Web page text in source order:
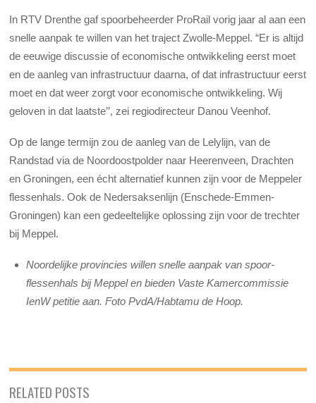
In RTV Drenthe gaf spoorbeheerder ProRail vorig jaar al aan een
snelle aanpak te willen van het traject Zwolle-Meppel. “Er is altijd
de eeuwige discussie of economische ontwikkeling eerst moet
en de aanleg van infrastructuur daarna, of dat infrastructuur eerst
moet en dat weer zorgt voor economische ontwikkeling. Wij
geloven in dat laatste’’, zei regiodirecteur Danou Veenhof.
Op de lange termijn zou de aanleg van de Lelylijn, van de
Randstad via de Noordoostpolder naar Heerenveen, Drachten
en Groningen, een écht alternatief kunnen zijn voor de Meppeler
flessenhals. Ook de Nedersaksenlijn (Enschede-Emmen-
Groningen) kan een gedeeltelijke oplossing zijn voor de trechter
bij Meppel.
Noordelijke provincies willen snelle aanpak van spoor-
flessenhals bij Meppel en bieden Vaste Kamercommissie
IenW petitie aan. Foto PvdA/Habtamu de Hoop.
RELATED POSTS